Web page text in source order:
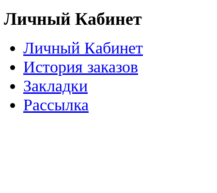
Личный Кабинет
Личный Кабинет
История заказов
Закладки
Рассылка